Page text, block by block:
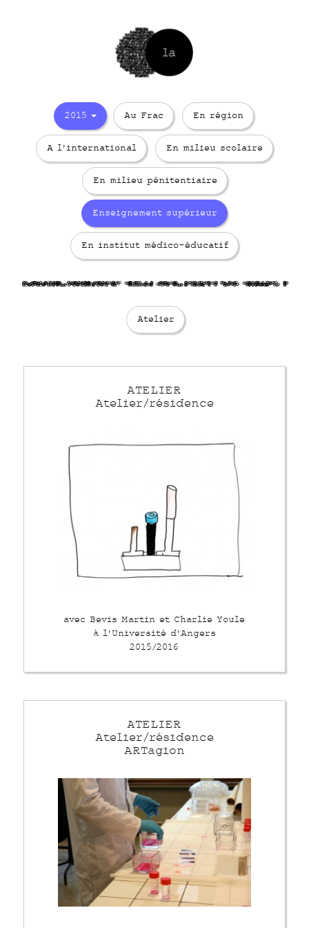
2015 Au Frac En région
A l'international En milieu scolaire
En milieu pénitentiaire
Enseignement supérieur
En institut médico-éducatif
bhRjhHbCGkIRzGcp8zSY9vwsc Uj9kd1v3E9 j6RSCAdJlIW f
Atelier
ATELIER
Atelier/résidence
avec Bevis Martin et Charlie Youle
à l'Université d'Angers
2015/2016
ATELIER
Atelier/résidence
ARTagion